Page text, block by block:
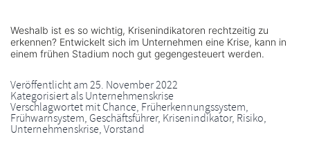
Weshalb ist es so wichtig, Krisenindikatoren rechtzeitig zu
erkennen? Entwickelt sich im Unternehmen eine Krise, kann in
einem frühen Stadium noch gut gegengesteuert werden.
Veröffentlicht am25. November 2022
Kategorisiert alsUnternehmenskrise
Verschlagwortet mitChance, Früherkennungssystem,
Frühwarnsystem, Geschäftsführer, Krisenindikator, Risiko,
Unternehmenskrise,Vorstand